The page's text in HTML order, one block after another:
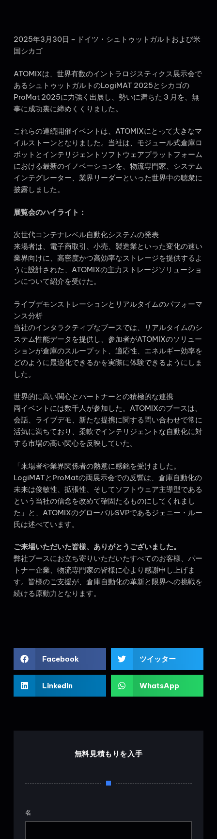
2025年3月30日 – ドイツ・シュトゥットガルトおよび米
国シカゴ
ATOMIXは、世界有数のイントラロジスティクス展示会で
あるシュトゥットガルトのLogiMAT 2025とシカゴの
ProMat 2025に力強く出展し、勢いに満ちた 3 月を、無
事に成功裏に締めくくりました。
これらの連続開催イベントは、ATOMIXにとって大きなマ
イルストーンとなりました。当社は、モジュール式倉庫ロ
ボットとインテリジェントソフトウェアプラットフォーム
における最新のイノベーションを、物流専門家、システム
インテグレーター、業界リーダーといった世界中の聴衆に
披露しました。
展覧会のハイライト：
次世代コンテナレベル自動化システムの発表
来場者は、電子商取引、小売、製造業といった変化の速い
業界向けに、高密度かつ高効率なストレージを提供するよ
うに設計された、ATOMIXの主力ストレージソリューショ
ンについて紹介を受けた。
ライブデモンストレーションとリアルタイムのパフォーマ
ンス分析
当社のインタラクティブなブースでは、リアルタイムのシ
ステム性能データを提供し、参加者がATOMIXのソリュー
ションが倉庫のスループット、適応性、エネルギー効率を
どのように最適化できるかを実際に体験できるようにしま
した。
世界的に高い関心とパートナーとの積極的な連携
両イベントには数千人が参加した。ATOMIXのブースは、
会話、ライブデモ、新たな提携に関する問い合わせで常に
活気に満ちており、柔軟でインテリジェントな自動化に対
する市場の高い関心を反映していた。
「来場者や業界関係者の熱意に感銘を受けました。
LogiMATとProMatの両展示会での反響は、倉庫自動化の
未来は俊敏性、拡張性、そしてソフトウェア主導型である
という当社の信念を改めて確固たるものにしてくれまし
た」と、ATOMIXのグローバルSVPであるジェニー・ルー
氏は述べています。
ご来場いただいた皆様、ありがとうございました。
弊社ブースにお立ち寄りいただいたすべてのお客様、パー
トナー企業、物流専門家の皆様に心より感謝申し上げま
す。皆様のご支援が、倉庫自動化の革新と限界への挑戦を
続ける原動力となります。
Facebook ツイッター
LinkedIn WhatsApp
無料見積もりを入手
名